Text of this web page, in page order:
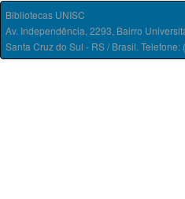
Bibliotecas UNISC
Av. Independência, 2293, Bairro
Santa Cruz do Sul - RS / Brasil. Telefone: